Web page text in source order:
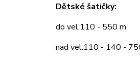
Dětské šatičky:
do vel.110 - 550 m
nad vel.110 - 140 -